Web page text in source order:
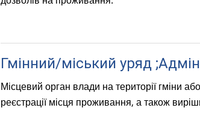
Гмінний/міський уряд
Місцевий орган влади на території гміни
реєстрації місця проживання, а також